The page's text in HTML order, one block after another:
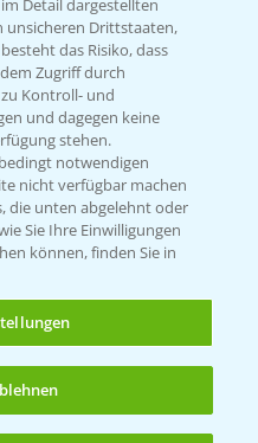
uns
Detail dargestellten
unsicheren Drittstaaten,
das Risiko, dass
Zugriff durch
Kontroll- und
und dagegen keine
stehen.
notwendigen
nicht verfügbar machen
die unten abgelehnt oder
Sie Ihre Einwilligungen
können, finden Sie in